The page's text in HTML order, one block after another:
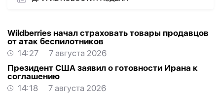
Wildberries начал страховать товары продавцов
от атак беспилотников
14:27
7 августа 2026
Президент США заявил о готовности Ирана к
соглашению
14:18
7 августа 2026